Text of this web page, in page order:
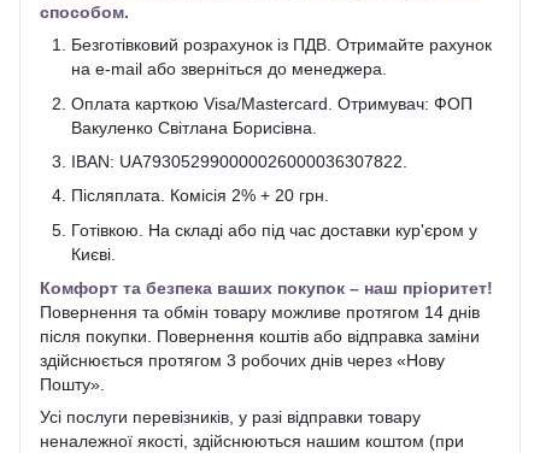
способом.
Безготівковий розрахунок із ПДВ. Отримайте рахунок
на e-mail або зверніться до менеджера.
Оплата карткою Visa/Mastercard. Отримувач: ФОП
Вакуленко Світлана Борисівна.
IBAN: UA793052990000026000036307822.
Післяплата. Комісія 2% + 20 грн.
Готівкою. На складі або під час доставки кур'єром у
Києві.
Комфорт та безпека ваших покупок – наш пріоритет!
Повернення та обмін товару можливе протягом 14 днів
після покупки. Повернення коштів або відправка заміни
здійснюється протягом 3 робочих днів через «Нову
Пошту».
Усі послуги перевізників, у разі відправки товару
неналежної якості, здійснюються нашим коштом (при